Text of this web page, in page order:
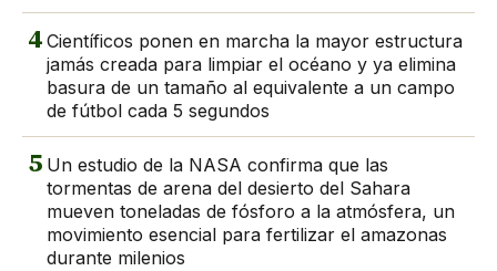
4 Científicos ponen en marcha la mayor estructura
jamás creada para limpiar el océano y ya elimina
basura de un tamaño al equivalente a un campo
de fútbol cada 5 segundos
5 Un estudio de la NASA confirma que las
tormentas de arena del desierto del Sahara
mueven toneladas de fósforo a la atmósfera, un
movimiento esencial para fertilizar el amazonas
durante milenios